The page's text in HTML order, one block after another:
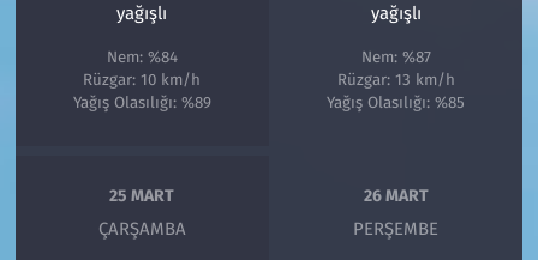
yağışlı
Nem: %84
Rüzgar: 10 km/h
Yağış Olasılığı: %89
yağışlı
Nem: %87
Rüzgar: 13 km/h
Yağış Olasılığı: %85
25 MART
ÇARŞAMBA
26 MART
PERŞEMBE